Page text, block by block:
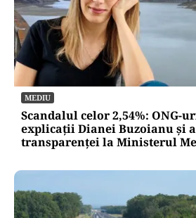
MEDIU
Scandalul celor 2,54%: ONG-
explicații Dianei Buzoianu și
transparenței la Ministerul